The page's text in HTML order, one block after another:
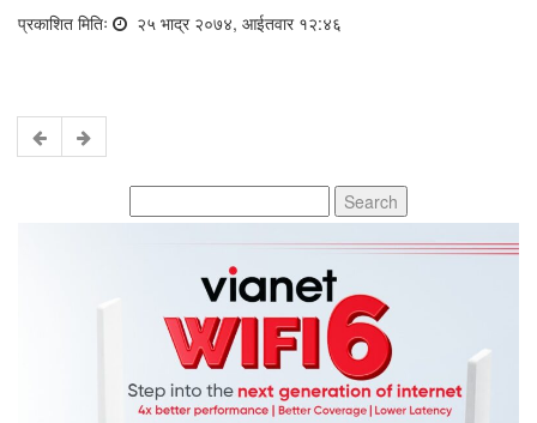
प्रकाशित मितिः २५ भाद्र २०७४, आईतवार १२:४६
for: